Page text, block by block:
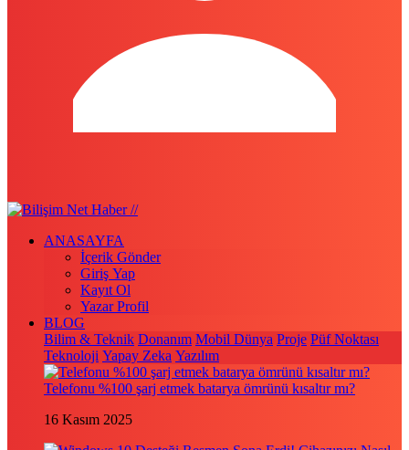
ANASAYFA
İçerik Gönder
Giriş Yap
Kayıt Ol
Yazar Profil
BLOG
Bilim & Teknik Donanım Mobil Dünya Proje Püf Noktası
Teknoloji Yapay Zeka Yazılım
Telefonu %100 şarj etmek batarya ömrünü kısaltır mı?
16 Kasım 2025